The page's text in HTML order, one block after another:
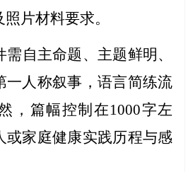
照片材料要求。
自主命题、主题鲜明、
一人称叙事，语言简练流
，篇幅控制在1000字左
或家庭健康实践历程与感